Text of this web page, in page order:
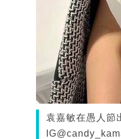
袁嘉敏在愚人節